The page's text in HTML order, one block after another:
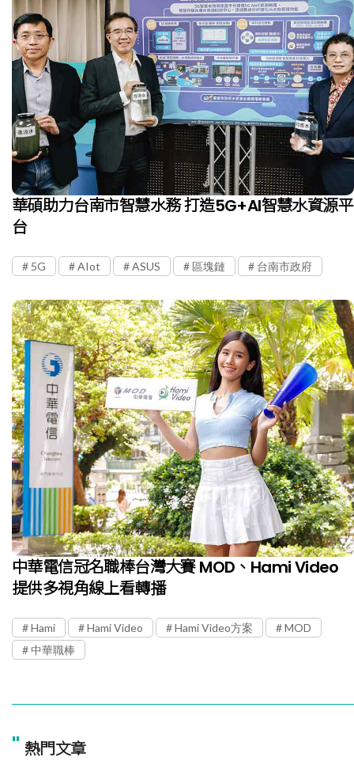
華碩助力台南市智慧水務 打造5G+AI智慧水資源平
台
5G AIot ASUS 區塊鏈 台南市政府
中華電信冠名職棒台灣大賽 MOD、Hami Video
提供多視角線上看轉播
Hami Hami Video Hami Video方案
MOD
中華職棒
" 熱門文章